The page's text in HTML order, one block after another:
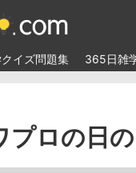
イズ問題集 365日雑
プロの日